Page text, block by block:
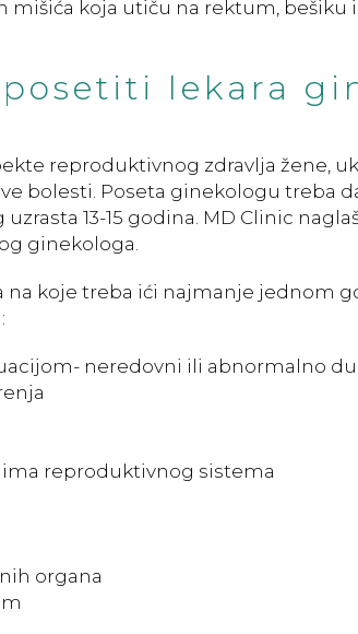
mišića koja utiču na rektum, bešiku
lekara
reproduktivnog zdravlja žene,
bolesti. Poseta ginekologu treba
13-15 godina. MD Clinic
ginekologa.
koje treba ići najmanje jednom
neredovni ili abnormalno
reproduktivnog sistema
organa